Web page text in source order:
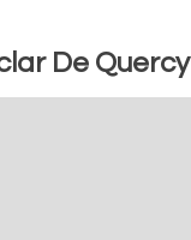
De Quercy